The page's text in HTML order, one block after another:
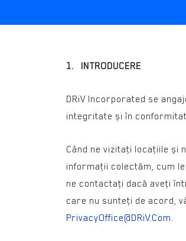
1. INTRODUCERE
DRiV Incorporated se
integritate și în
Când ne vizitaţi locaţiile și
informaţii colectăm, cum
ne contactaţi dacă aveţi
care nu sunteţi de acord,
PrivacyOffice@DRiV.Com.